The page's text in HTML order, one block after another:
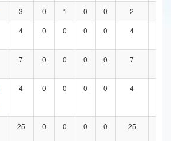
3 0 1 0 0 2
4 0 0 0 0 4
7 0 0 0 0 7
4 0 0 0 0 4
25 0 0 0 0 25